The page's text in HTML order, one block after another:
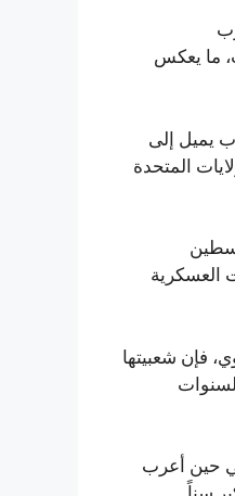
45% قبل ثلاث سنوات، ما يعكس
يميل إلى
الولايات المتحدة
العسكرية
فإن شعبيتها
في حين أعرب